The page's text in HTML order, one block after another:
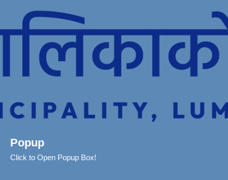
Popup
Click to Open Popup Box!